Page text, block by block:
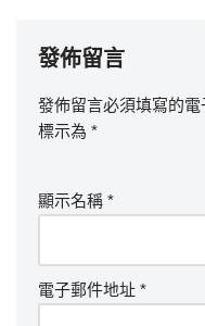
發佈留言
發佈留言必須填寫的電
標示為 *
顯示名稱 *
電子郵件地址 *